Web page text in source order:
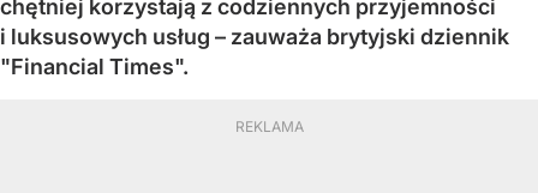
chętniej korzystają z codziennych przyjemności
i luksusowych usług – zauważa brytyjski dziennik
"Financial Times".